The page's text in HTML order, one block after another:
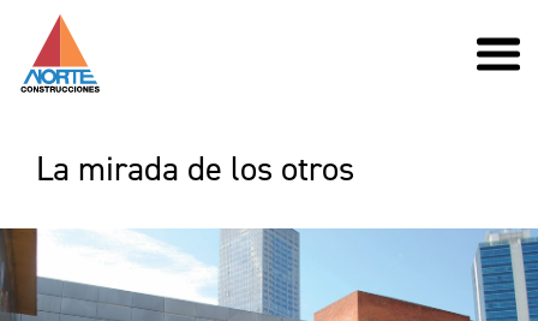
La mirada de los otros